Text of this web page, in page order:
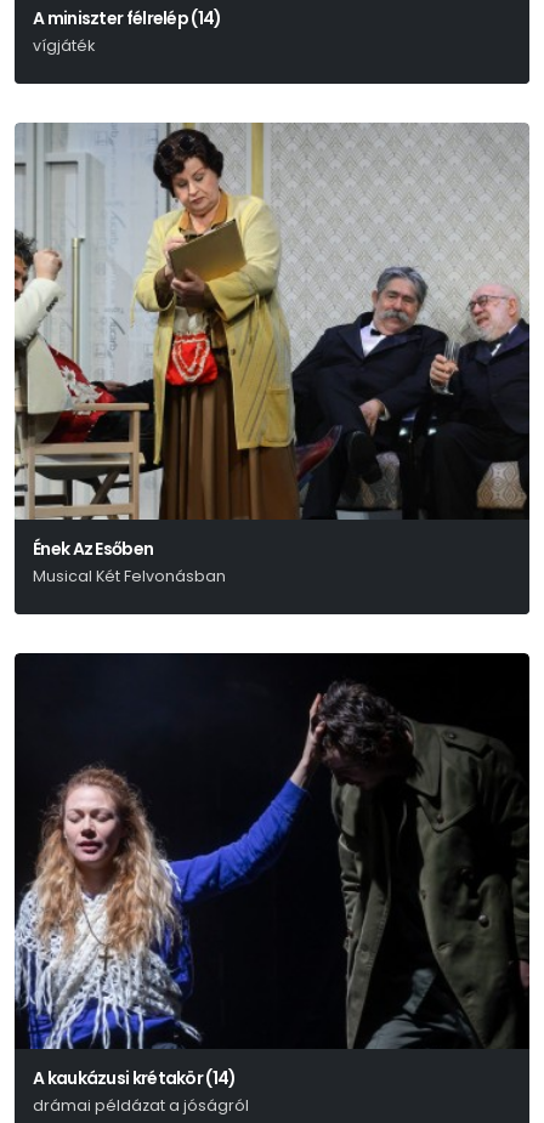
A miniszter félrelép (14)
vígjáték
Ének Az Esőben
Musical Két Felvonásban
A kaukázusi krétakör (14)
drámai példázat a jóságról